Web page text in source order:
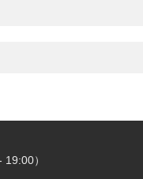
19:00）